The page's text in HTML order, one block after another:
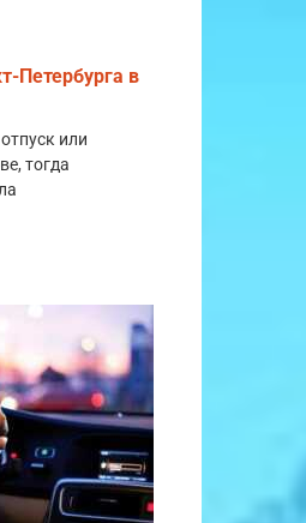
Петербурга в
или
тогда